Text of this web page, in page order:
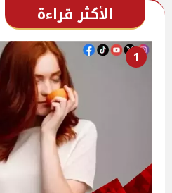
الأكثر قراءة
1